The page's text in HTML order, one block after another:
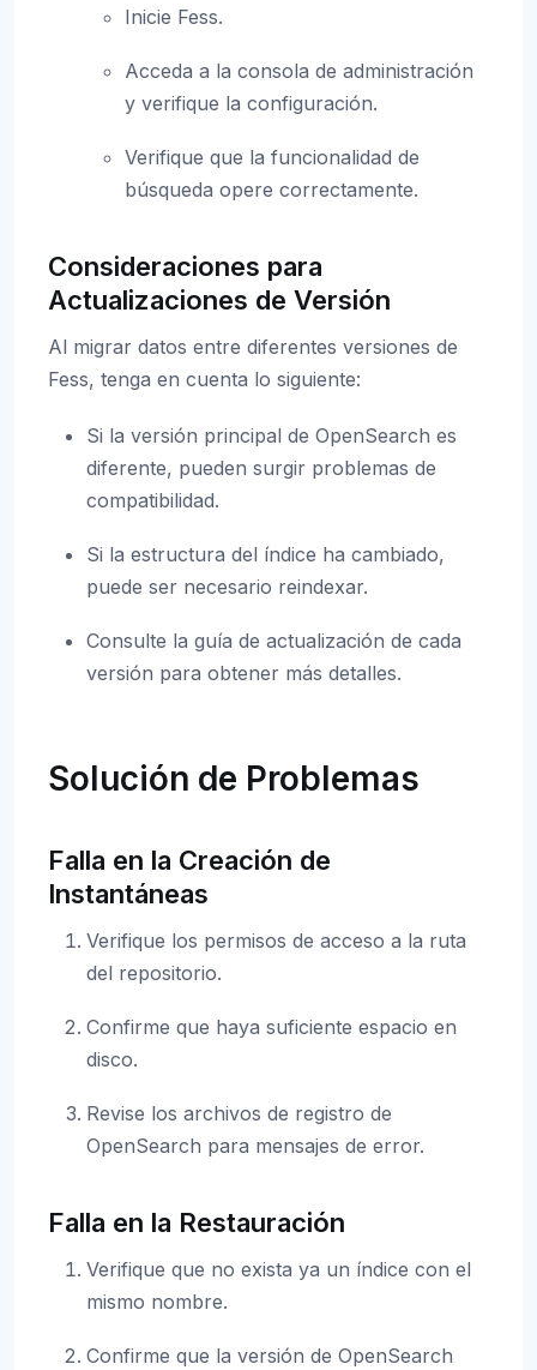
Inicie Fess.
Acceda a la consola de administración
y verifique la configuración.
Verifique que la funcionalidad de
búsqueda opere correctamente.
Consideraciones para
Actualizaciones de Versión
Al migrar datos entre diferentes versiones de
Fess, tenga en cuenta lo siguiente:
Si la versión principal de OpenSearch es
diferente, pueden surgir problemas de
compatibilidad.
Si la estructura del índice ha cambiado,
puede ser necesario reindexar.
Consulte la guía de actualización de cada
versión para obtener más detalles.
Solución de Problemas
Falla en la Creación de
Instantáneas
Verifique los permisos de acceso a la ruta
del repositorio.
Confirme que haya suficiente espacio en
disco.
Revise los archivos de registro de
OpenSearch para mensajes de error.
Falla en la Restauración
Verifique que no exista ya un índice con el
mismo nombre.
Confirme que la versión de OpenSearch